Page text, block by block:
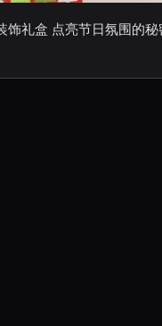
饰礼盒 点亮节日氛围的秘